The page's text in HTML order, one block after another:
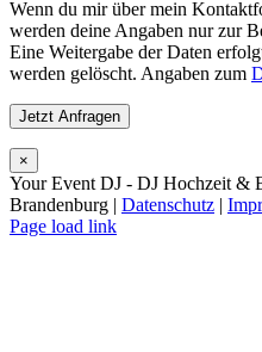
Wenn du mir über mein
werden deine Angaben nur zur
Eine Weitergabe der Daten
werden gelöscht. Angaben zum
×
Your Event DJ - DJ Hochzeit &
Brandenburg | Datenschutz |
Page load link